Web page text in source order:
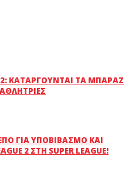
2: ΚΑΤΑΡΓΟΎΝΤΑΙ ΤΑ ΜΠΑΡΆΖ
ΓΙΑ ΥΠΟΒΙΒΑΣΜΌ ΚΑΙ
2 ΣΤΗ SUPER LEAGUE!